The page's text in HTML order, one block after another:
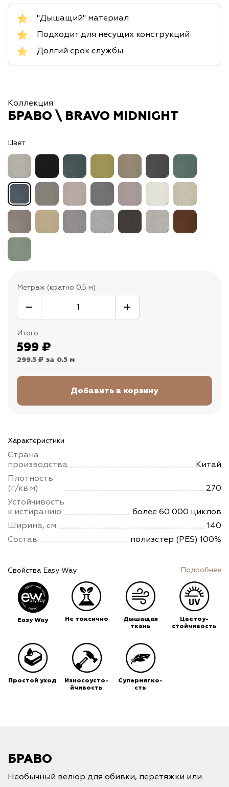
"Дышащий" материал
Подходит для несущих конструкций
Долгий срок службы
Коллекция
БРАВО \ BRAVO MIDNIGHT
Цвет:
Метраж (кратно 0.5 м)
Итого
599 ₽
299.5 ₽ за 0.5 м
Характеристики
Страна
производства
Китай
Плотность
(г/кв.м)
270
Устойчивость
к истиранию
более 60 000 циклов
Ширина, см
140
Состав
полиэстер (PES) 100%
Свойства Easy Way Подробнее
Easy Way Не токсично
Дышащая
ткань
Цветоу-
стойчивость
Простой уход
Износоусто-
йчивость
Супермягко-
сть
БРАВО
Необычный велюр для обивки, перетяжки или